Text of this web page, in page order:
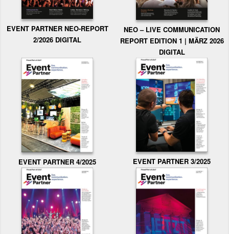
EVENT PARTNER NEO-REPORT
2/2026 DIGITAL
NEO – LIVE COMMUNICATION
REPORT EDITION 1 | MÄRZ 2026
DIGITAL
EVENT PARTNER 4/2025 EVENT PARTNER 3/2025